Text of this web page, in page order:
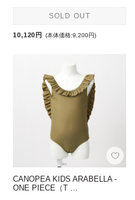
SOLD OUT
10,120円 (本体価格:9,200円)
CANOPEA KIDS ARABELLA -
ONE PIECE（T …